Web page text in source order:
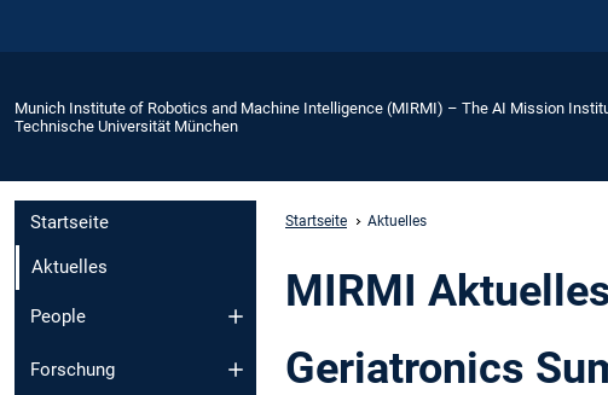
Munich Institute of Robotics and Machine Intelligence (MIRMI) – The AI Mission
Technische Universität München
Startseite
Aktuelles
People
Forschung
Startseite Aktuelles
MIRMI
Geriatronics